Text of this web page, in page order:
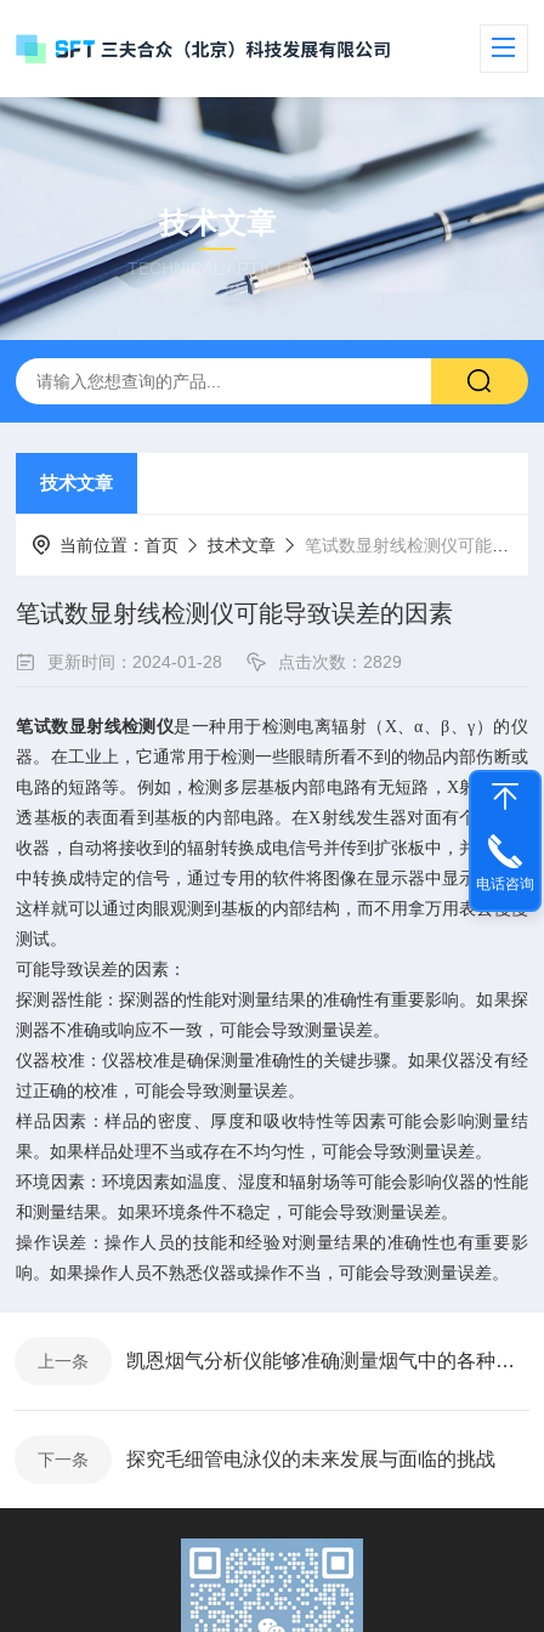
技术文章
TECHNICAL ARTICLES
技术文章
当前位置：首页 技术文章 笔试数显射线检测仪可能导致误差的因素
笔试数显射线检测仪可能导致误差的因素
更新时间：2024-01-28 点击次数：2829
笔试数显射线检测仪是一种用于检测电离辐射（X、α、β、γ）的仪
器。在工业上，它通常用于检测一些眼睛所看不到的物品内部伤断或
电路的短路等。例如，检测多层基板内部电路有无短路，X射线可穿
透基板的表面看到基板的内部电路。在X射线发生器对面有个数据接
收器，自动将接收到的辐射转换成电信号并传到扩张板中，并在电脑
中转换成特定的信号，通过专用的软件将图像在显示器中显示出来，
这样就可以通过肉眼观测到基板的内部结构，而不用拿万用表去慢慢
测试。
可能导致误差的因素：
探测器性能：探测器的性能对测量结果的准确性有重要影响。如果探
测器不准确或响应不一致，可能会导致测量误差。
仪器校准：仪器校准是确保测量准确性的关键步骤。如果仪器没有经
过正确的校准，可能会导致测量误差。
样品因素：样品的密度、厚度和吸收特性等因素可能会影响测量结
果。如果样品处理不当或存在不均匀性，可能会导致测量误差。
环境因素：环境因素如温度、湿度和辐射场等可能会影响仪器的性能
和测量结果。如果环境条件不稳定，可能会导致测量误差。
操作误差：操作人员的技能和经验对测量结果的准确性也有重要影
响。如果操作人员不熟悉仪器或操作不当，可能会导致测量误差。
上一条 凯恩烟气分析仪能够准确测量烟气中的各种有害成分
下一条 探究毛细管电泳仪的未来发展与面临的挑战
电话咨询